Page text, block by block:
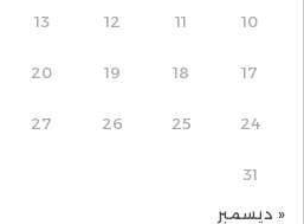
10
11
12
13
17
18
19
20
24
25
26
27
31
« ديسمبر